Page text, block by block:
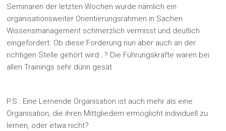
Seminaren der letzten Wochen wurde nämlich ein
organisationsweiter Orientierungsrahmen in Sachen
Wissensmanagement schmerzlich vermisst und deutlich
eingefordert. Ob diese Forderung nun aber auch an der
richtigen Stelle gehört wird…? Die Führungskräfte waren bei
allen Trainings sehr dünn gesät.
P.S.: Eine Lernende Organisation ist auch mehr als eine
Organisation, die ihren Mittgliedern ermöglicht individuell zu
lernen, oder etwa nicht?